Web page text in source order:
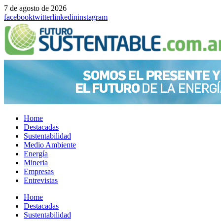
7 de agosto de 2026
facebooktwitterlinkedininstagram
Home
Destacadas
Sustentabilidad
Medio Ambiente
Energía
Mineria
Empresas
Entrevistas
Menu
Home
Destacadas
Sustentabilidad